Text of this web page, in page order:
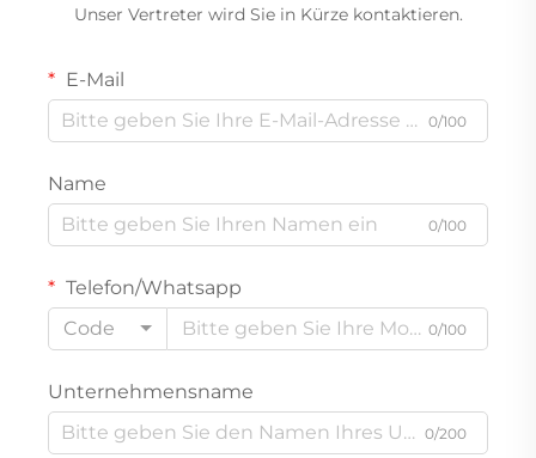
Unser Vertreter wird Sie in Kürze kontaktieren.
E-Mail
0/100
Name
0/100
Telefon/Whatsapp
Code
0/100
Unternehmensname
0/200